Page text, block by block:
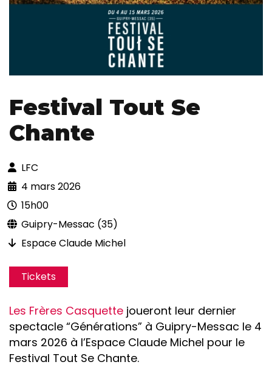
Festival Tout Se
Chante
LFC
4 mars 2026
15h00
Guipry-Messac (35)
Espace Claude Michel
Tickets
Les Frères Casquette joueront leur dernier
spectacle “Générations” à Guipry-Messac le 4
mars 2026 à l’Espace Claude Michel pour le
Festival Tout Se Chante.